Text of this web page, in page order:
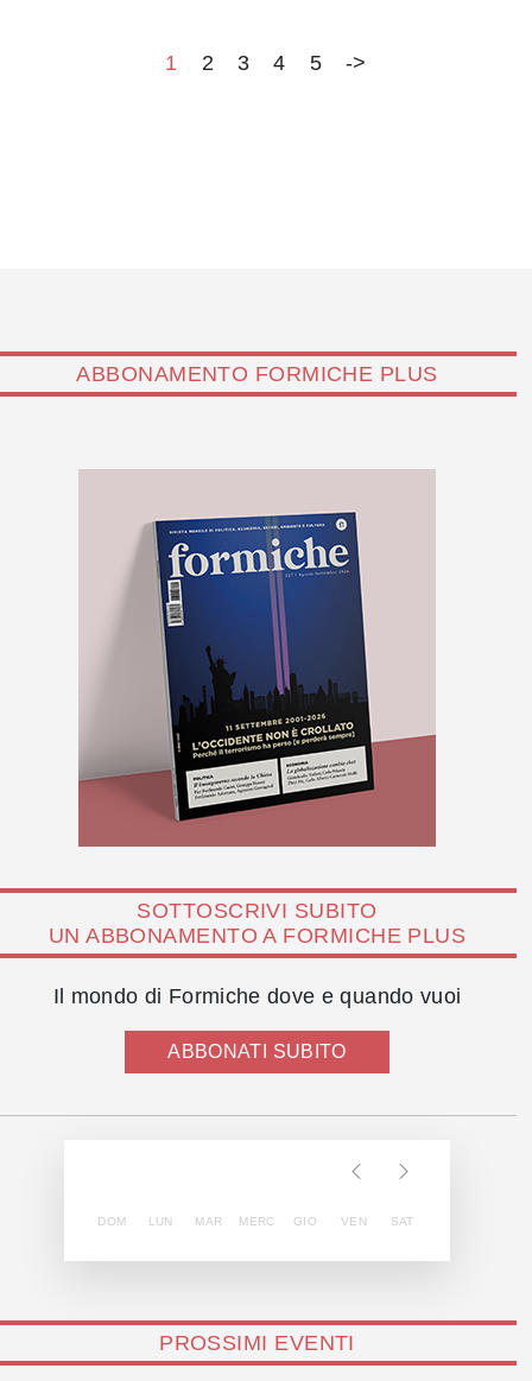
1 2 3 4 5 ->
ABBONAMENTO FORMICHE PLUS
SOTTOSCRIVI SUBITO
UN ABBONAMENTO A FORMICHE PLUS
Il mondo di Formiche dove e quando vuoi
ABBONATI SUBITO
DOM LUN MAR MERC GIO VEN SAT
PROSSIMI EVENTI